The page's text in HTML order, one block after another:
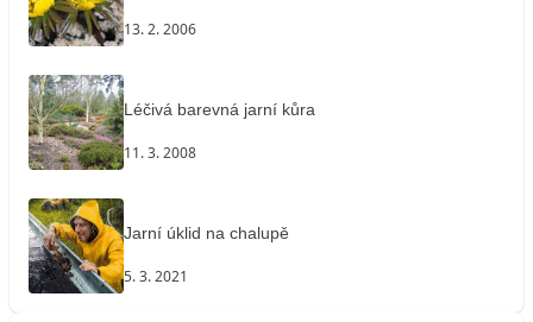
13. 2. 2006
Léčivá barevná jarní kůra
11. 3. 2008
Jarní úklid na chalupě
5. 3. 2021